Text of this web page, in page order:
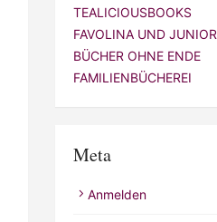
TEALICIOUSBOOKS
FAVOLINA UND JUNIOR
BÜCHER OHNE ENDE
FAMILIENBÜCHEREI
Meta
Anmelden